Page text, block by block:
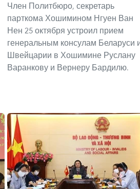
Член Политбюро, секретарь
парткома Хошимином Нгуен Ван
Нен 25 октября устроил прием
генеральным консулам Беларуси
Швейцарии в Хошимине Руслану
Варанкову и Вернеру Бардилю.